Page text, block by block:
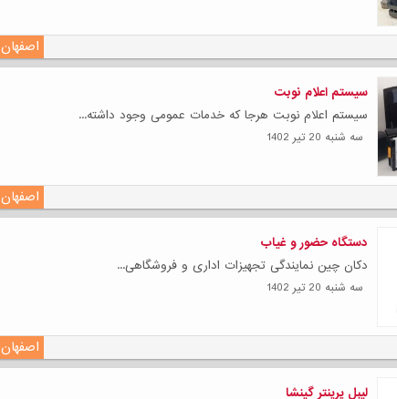
و رفع زودانزالی
لذت
وزن طبیعی
اصفهان
سیستم اعلام نوبت
سیستم اعلام نوبت هرجا که خدمات عمومی وجود داشته...
سه شنبه 20 تیر 1402
اصفهان
دستگاه حضور و غیاب
دکان چین نمایندگی تجهیزات اداری و فروشگاهی...
سه شنبه 20 تیر 1402
اصفهان
لیبل پرینتر گینشا